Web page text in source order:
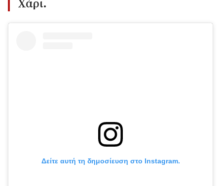
Χάρι.
Δείτε αυτή τη δημοσίευση στο Instagram.